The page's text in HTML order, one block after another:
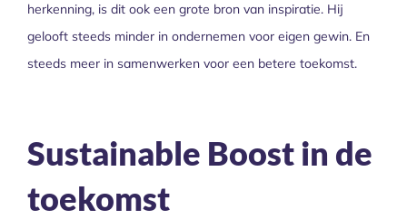
herkenning, is dit ook een grote bron van inspiratie. Hij
gelooft steeds minder in ondernemen voor eigen gewin. En
steeds meer in samenwerken voor een betere toekomst.
Sustainable Boost in de
toekomst